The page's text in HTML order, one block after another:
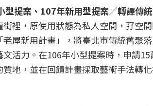
型提案、107年新用型提案／轉譯傳
裡，原使用狀態為私人空間，孖空
老屋新用計畫」，將臺北市傳統舊聚
文活力。在106年小型提案時，申請
地，並在回饋計畫採取藝術手法轉